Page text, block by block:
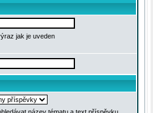
jak je uveden